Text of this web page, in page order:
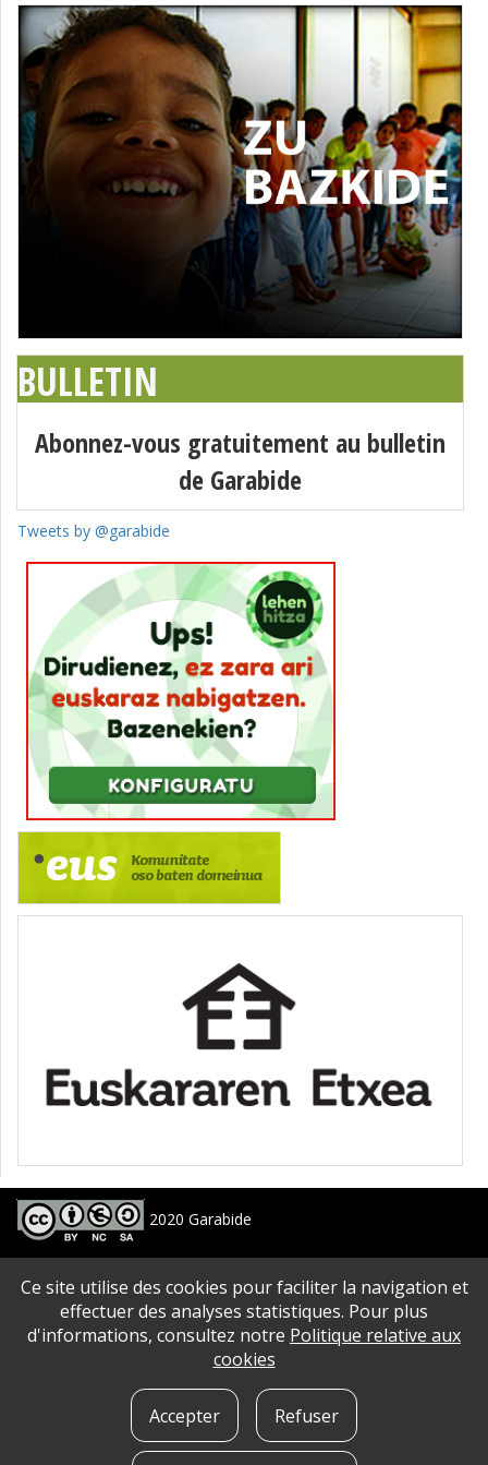
BULLETIN
Abonnez-vous gratuitement au bulletin
de Garabide
Tweets by @garabide
2020 Garabide
688 63 24 33 / 943 250 397
garabide[arroba]garabide[puntu]eus
PLAN DU SITE | ACCESSIBILITé | AVERTISSEMENT | POLITIQUE DE CONFIDENTIALITé |
Ce site utilise des cookies pour faciliter la navigation et
effectuer des analyses statistiques. Pour plus
d'informations, consultez notre Politique relative aux
cookies
Accepter Refuser